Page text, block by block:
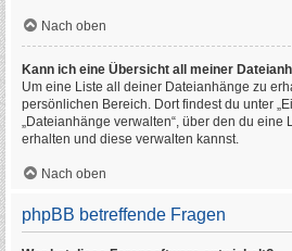
Nach oben
Kann ich eine Übersicht all meiner
Um eine Liste all deiner Dateianhänge zu
persönlichen Bereich. Dort findest du unter
„Dateianhänge verwalten“, über den du eine
erhalten und diese verwalten kannst.
Nach oben
phpBB betreffende Fragen